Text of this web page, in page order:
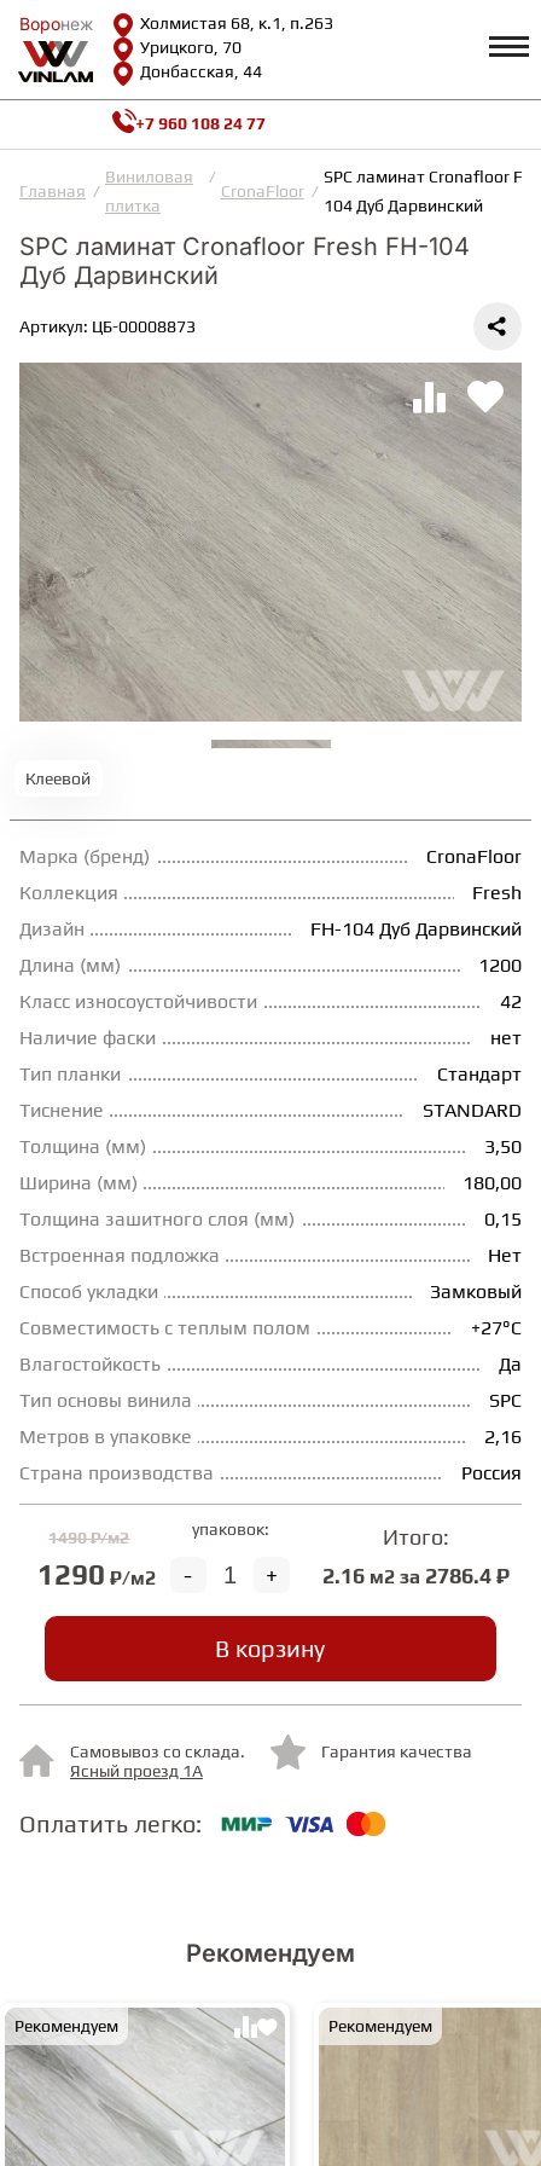
Воронеж
Холмистая 68, к.1, п.263
Урицкого, 70
Донбасская, 44
Воронеж
КАТАЛОГ Профиль
Возврат и гарантии
Сотрудничество
Видеообзоры
Как выбрать
Калькулятор
О нас
Контакты
ВИНИЛОВАЯ ПЛИТКА
ЛАМИНАТ
ИНЖЕНЕРНАЯ ДОСКА
ПАРКЕТНАЯ ДОСКА
ТЕРРАСНАЯ ДОСКА
КОВРОВАЯ ПЛИТКА
МОДУЛЬНЫЕ ПВХ
КЛЕЙ
НАЛИВНОЙ ПОЛ
ТЕПЛЫЙ ПОЛ
ТЕРМОПАРКЕТ
ЭКОМАССИВ
МАССИВНАЯ ДОСКА
ИСКУССТВЕННАЯ ТРАВА
СТУПЕНИ
ФАНЕРА
МИНЕРАЛЬНО-КАМЕННЫЙ
+7 960 108 24 77
Главная
Виниловая
плитка
CronaFloor
SPC ламинат Cronafloor
104 Дуб Дарвинский
SPC ламинат Cronafloor Fresh FH-104
Дуб Дарвинский
Артикул: ЦБ-00008873
Клеевой
Марка (бренд)
CronaFloor
Коллекция
Fresh
Дизайн
FH-104 Дуб Дарвинский
Длина (мм)
1200
Класс износоустойчивости
42
Наличие фаски
нет
Тип планки
Стандарт
Тиснение
STANDARD
Толщина (мм)
3,50
Ширина (мм)
180,00
Толщина зашитного слоя (мм)
0,15
Встроенная подложка
Нет
Способ укладки
Замковый
Совместимость с теплым полом
+27°С
Влагостойкость
Да
Тип основы винила
SPC
Метров в упаковке
2,16
Страна производства
Россия
1490 ₽/м2
1290 ₽/м2
упаковок:
+
-
Итого:
2.16м2 за 2786.4 ₽
В корзину
Самовывоз со склада.
Ясный проезд 1А
Гарантия качества
Оплатить легко:
Рекомендуем
Рекомендуем Рекомендуем